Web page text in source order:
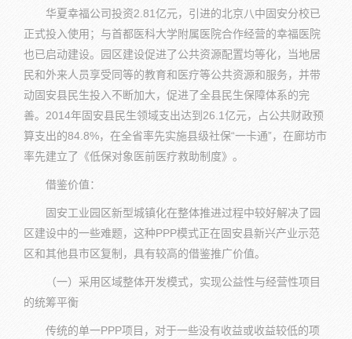
华夏幸福公司投资2.81亿元，引进的北京八中固安分校已
正式投入使用；与首都医科大学附属医院合作经营的幸福医院
也已启动建设。园区建设促进了公共资源配置均等化，当地居
民和外来人员享受同等的教育和医疗等公共资源和服务，并带
动固安县民生投入不断加大，促进了全县民生保障体系的完
善。2014年固安县民生领域支出达到26.1亿元，占公共财政预
算支出的84.8%，在全省率先实施县级社保“一卡通”，在廊坊市
率先建立了《低保对象医前医疗救助制度》。
借鉴价值：
固安工业园区新型城镇化在整体推进过程中较好解决了园
区建设中的一些难题，这种PPP模式正在固安县新兴产业示范
区和其他县市区复制，具有较高的借鉴推广价值。
（一）采用区域整体开发模式，实现公益性与经营性项目
的统筹平衡
传统的单一PPP项目，对于一些没有收益或收益较低的项